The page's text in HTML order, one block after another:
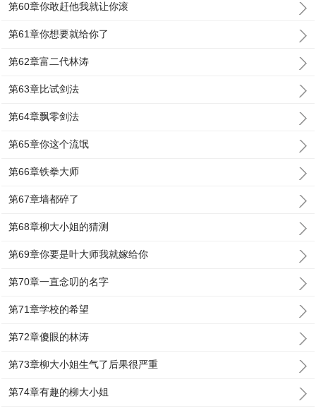
第60章你敢赶他我就让你滚
第61章你想要就给你了
第62章富二代林涛
第63章比试剑法
第64章飘零剑法
第65章你这个流氓
第66章铁拳大师
第67章墙都碎了
第68章柳大小姐的猜测
第69章你要是叶大师我就嫁给你
第70章一直念叨的名字
第71章学校的希望
第72章傻眼的林涛
第73章柳大小姐生气了后果很严重
第74章有趣的柳大小姐